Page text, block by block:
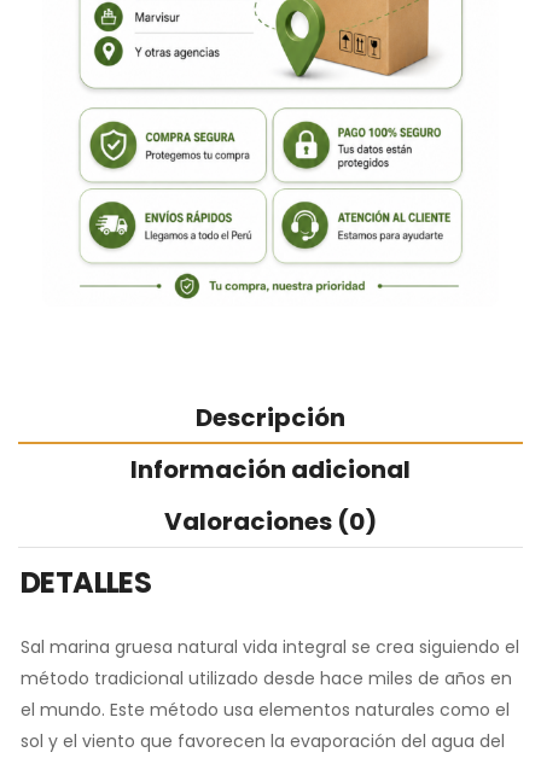
Descripción
Información adicional
Valoraciones (0)
DETALLES
Sal marina gruesa natural vida integral se crea siguiendo el
método tradicional utilizado desde hace miles de años en
el mundo. Este método usa elementos naturales como el
sol y el viento que favorecen la evaporación del agua del